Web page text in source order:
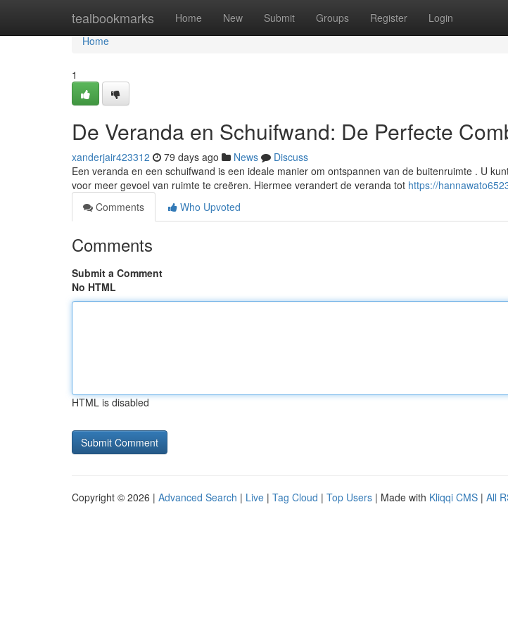
tealbookmarks Home New Submit Groups Register Login
Home
Home
1
De Veranda en Schuifwand: De Perfecte
xanderjair423312 79 days ago News
Discuss
Een veranda en een schuifwand is een ideale manier om ontspannen van de buitenruimte . U
voor meer gevoel van ruimte te creëren. Hiermee verandert de veranda tot https://
Comments
Who Upvoted
Comments
Submit a Comment
No HTML
HTML is disabled
Copyright © 2026 | Advanced Search | Live | Tag Cloud | Top Users | Made with Kliqqi CMS | All